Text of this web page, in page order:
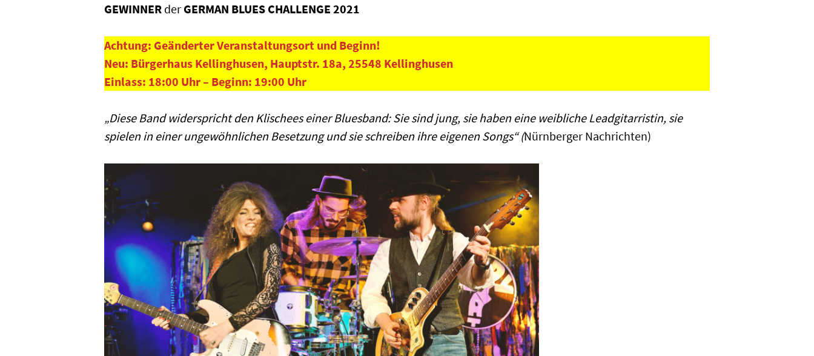
GEWINNERder GERMAN BLUES CHALLENGE 2021
Achtung: Geänderter Veranstaltungsort und Beginn!
Neu: Bürgerhaus Kellinghusen, Hauptstr. 18a, 25548 Kellinghusen
Einlass: 18:00 Uhr – Beginn: 19:00 Uhr
„Diese Band widerspricht den Klischees einer Bluesband: Sie sind jung, sie haben eine weibliche Leadgitarristin, sie
spielen in einer ungewöhnlichen Besetzung und sie schreiben ihre eigenen Songs“ (Nürnberger Nachrichten)